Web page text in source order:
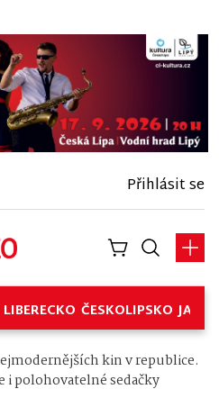
Přihlásit se
LIBERECKO ČESKOLIPSKO
kin v republice.
polohovatelné sedačky